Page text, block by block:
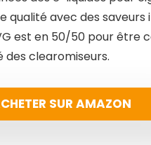
qualité avec des saveurs
est en 50/50 pour être
clearomiseurs.
SUR AMAZON